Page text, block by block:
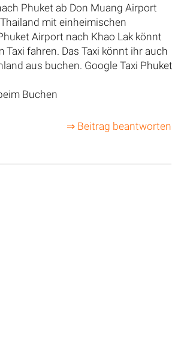
Phuket ab Don Muang Airport
mit einheimischen
Airport nach Khao Lak könnt
Taxi fahren. Das Taxi könnt ihr auch
aus buchen. Google Taxi Phuket
Buchen
⇒ Beitrag beantworten